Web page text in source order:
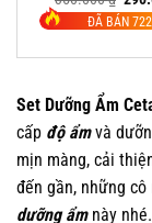
trên
5
gốc
là:
ĐÃ BÁN 722
Set Dưỡng Ẩm
cấp độ ẩmvà
mịn màng, cải
đến gần, những
dưỡng ẩmnày nhé.